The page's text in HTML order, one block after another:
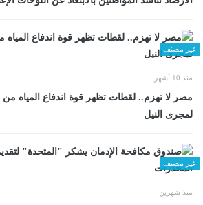
غير مصنف
منذ 10 أشهر
مصر لا تهزم.. لقطات تظهر قوة اندفاع المياه من
لمجرى النيل
غير مصنف
منذ شهرين